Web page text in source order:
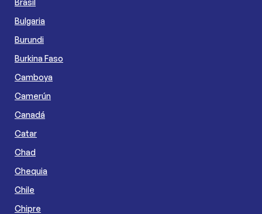
Bulgaria
Burundi
Burkina Faso
Camboya
Camerún
Canadá
Catar
Chad
Chequia
Chile
Chipre